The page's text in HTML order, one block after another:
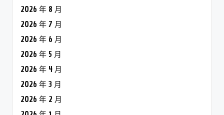
2026 年 8 月
2026 年 7 月
2026 年 6 月
2026 年 5 月
2026 年 4 月
2026 年 3 月
2026 年 2 月